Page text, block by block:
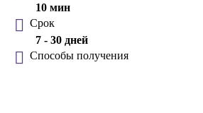
10 мин
Срок
7 - 30 дней
Способы получения